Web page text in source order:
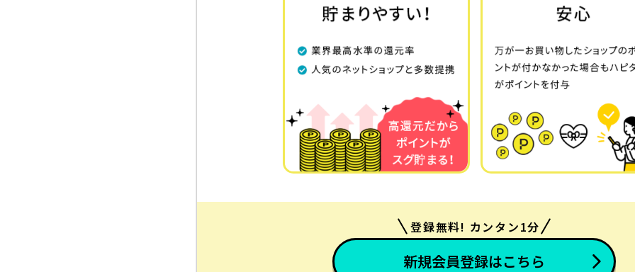
登録無料! カンタン1分
新規会員登録はこちら